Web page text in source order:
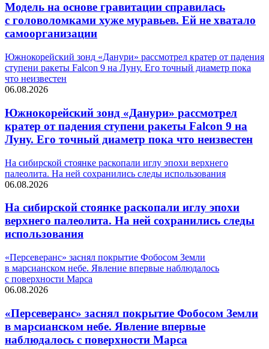
Модель на основе гравитации справилась
с головоломками хуже муравьев. Ей не хватало
самоорганизации
Южнокорейский зонд «Данури» рассмотрел кратер от падения
ступени ракеты Falcon 9 на Луну. Его точный диаметр пока
что неизвестен
06.08.2026
Южнокорейский зонд «Данури» рассмотрел
кратер от падения ступени ракеты Falcon 9 на
Луну. Его точный диаметр пока что неизвестен
На сибирской стоянке раскопали иглу эпохи верхнего
палеолита. На ней сохранились следы использования
06.08.2026
На сибирской стоянке раскопали иглу эпохи
верхнего палеолита. На ней сохранились следы
использования
«Персеверанс» заснял покрытие Фобосом Земли
в марсианском небе. Явление впервые наблюдалось
с поверхности Марса
06.08.2026
«Персеверанс» заснял покрытие Фобосом Земли
в марсианском небе. Явление впервые
наблюдалось с поверхности Марса